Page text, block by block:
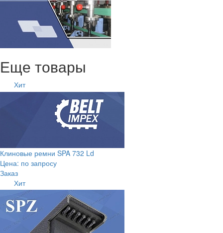
Еще товары
Хит
Клиновые ремни SPA 732 Ld
Цена: по запросу
Заказ
Хит